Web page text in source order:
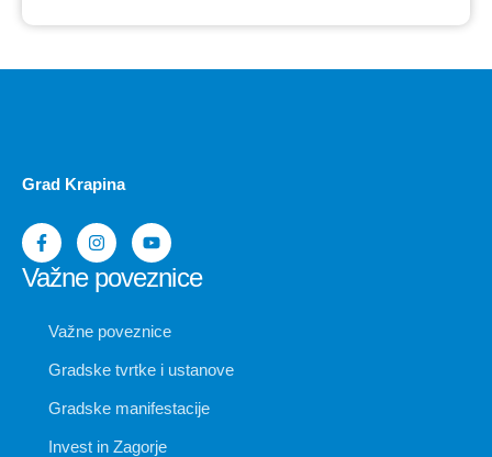
Grad Krapina
Važne poveznice
Važne poveznice
Gradske tvrtke i ustanove
Gradske manifestacije
Invest in Zagorje